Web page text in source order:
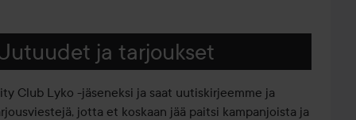
ja tarjoukset
Club Lyko -jäseneksi ja saat uutiskirjeemme ja
jotta et koskaan jää paitsi kampanjoista ja